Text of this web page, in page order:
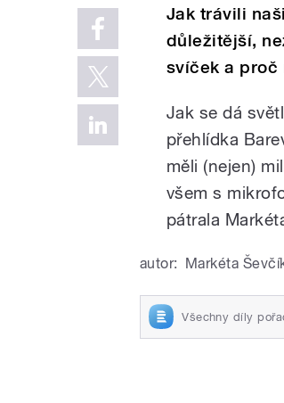
Jak trávili
důležitější,
svíček a proč
Jak se dá
přehlídka
měli (nejen)
všem s
pátrala
autor: Markéta
Všechny díly